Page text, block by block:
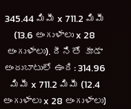
345.44 మిమీ x 711.2 మిమీ
(13.6 అంగుళాలు x 28
అంగుళాలు). దీనితో కూడా
అందుబాటులో ఉంది: 314.96
మిమీ x 711.2 మిమీ (12.4
అంగుళాలు x 28 అంగుళాలు)